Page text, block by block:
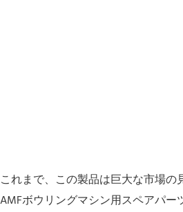
これまで、この製品は巨大な市場の
AMFボウリングマシン用スペアパー